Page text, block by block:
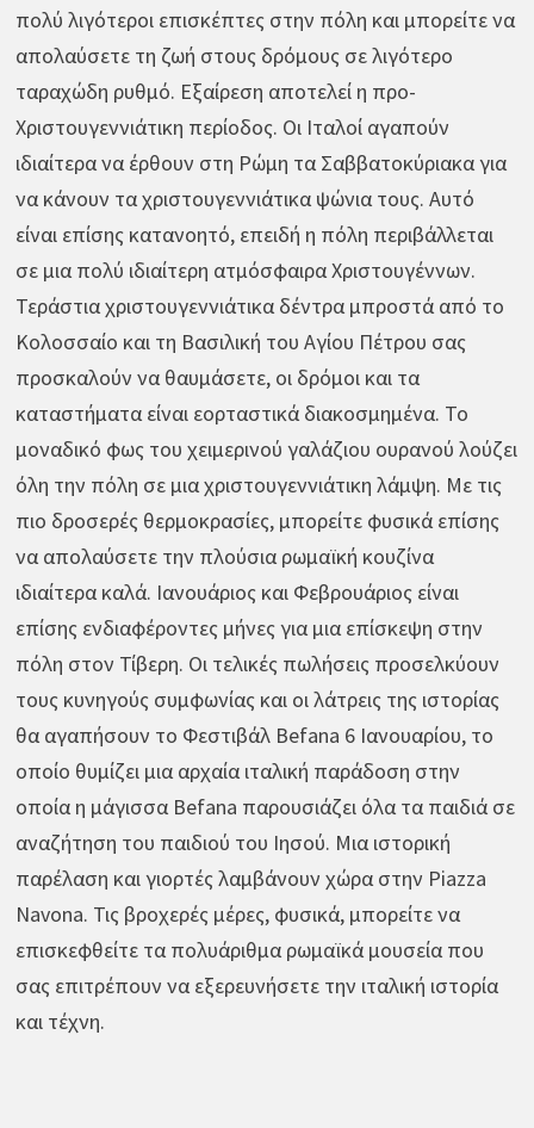
πολύ λιγότεροι επισκέπτες στην πόλη και μπορείτε να
απολαύσετε τη ζωή στους δρόμους σε λιγότερο
ταραχώδη ρυθμό. Εξαίρεση αποτελεί η προ-
Χριστουγεννιάτικη περίοδος. Οι Ιταλοί αγαπούν
ιδιαίτερα να έρθουν στη Ρώμη τα Σαββατοκύριακα για
να κάνουν τα χριστουγεννιάτικα ψώνια τους. Αυτό
είναι επίσης κατανοητό, επειδή η πόλη περιβάλλεται
σε μια πολύ ιδιαίτερη ατμόσφαιρα Χριστουγέννων.
Τεράστια χριστουγεννιάτικα δέντρα μπροστά από το
Κολοσσαίο και τη Βασιλική του Αγίου Πέτρου σας
προσκαλούν να θαυμάσετε, οι δρόμοι και τα
καταστήματα είναι εορταστικά διακοσμημένα. Το
μοναδικό φως του χειμερινού γαλάζιου ουρανού λούζει
όλη την πόλη σε μια χριστουγεννιάτικη λάμψη. Με τις
πιο δροσερές θερμοκρασίες, μπορείτε φυσικά επίσης
να απολαύσετε την πλούσια ρωμαϊκή κουζίνα
ιδιαίτερα καλά. Ιανουάριος και Φεβρουάριος είναι
επίσης ενδιαφέροντες μήνες για μια επίσκεψη στην
πόλη στον Τίβερη. Οι τελικές πωλήσεις προσελκύουν
τους κυνηγούς συμφωνίας και οι λάτρεις της ιστορίας
θα αγαπήσουν το Φεστιβάλ Befana 6 Ιανουαρίου, το
οποίο θυμίζει μια αρχαία ιταλική παράδοση στην
οποία η μάγισσα Befana παρουσιάζει όλα τα παιδιά σε
αναζήτηση του παιδιού του Ιησού. Μια ιστορική
παρέλαση και γιορτές λαμβάνουν χώρα στην Piazza
Navona. Τις βροχερές μέρες, φυσικά, μπορείτε να
επισκεφθείτε τα πολυάριθμα ρωμαϊκά μουσεία που
σας επιτρέπουν να εξερευνήσετε την ιταλική ιστορία
και τέχνη.